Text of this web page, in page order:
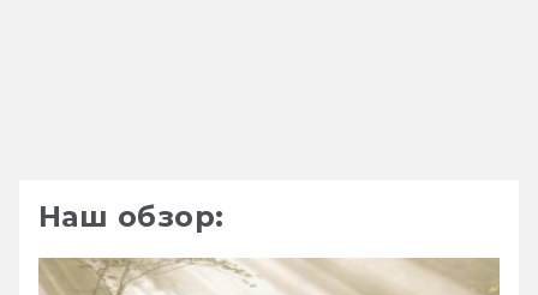
Наш обзор: